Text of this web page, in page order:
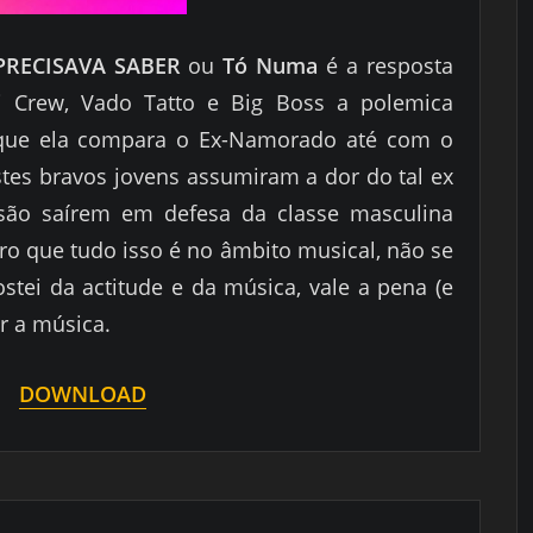
SABER ouTó Numa é a resposta
Crew, Vado Tatto e Big Boss a polemica
ela compara o Ex-Namorado até com o
bravos jovens assumiram a dor do tal ex
saírem em defesa da classe masculina
que tudo isso é no âmbito musical, não se
da actitude e da música, vale a pena (e
a música.
DOWNLOAD